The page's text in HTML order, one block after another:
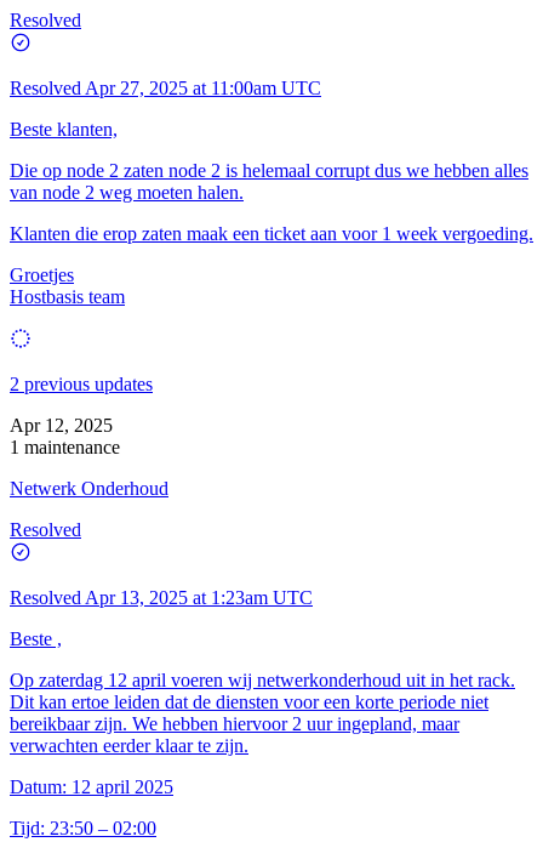
Resolved
Resolved Apr 27, 2025 at 11:00am UTC
Beste klanten,
Die op node 2 zaten node 2 is helemaal corrupt dus we hebben alles
van node 2 weg moeten halen.
Klanten die erop zaten maak een ticket aan voor 1 week vergoeding.
Groetjes
Hostbasis team
2 previous updates
Apr 12, 2025
1 maintenance
Netwerk Onderhoud
Resolved
Resolved Apr 13, 2025 at 1:23am UTC
Beste ,
Op zaterdag 12 april voeren wij netwerkonderhoud uit in het rack.
Dit kan ertoe leiden dat de diensten voor een korte periode niet
bereikbaar zijn. We hebben hiervoor 2 uur ingepland, maar
verwachten eerder klaar te zijn.
Datum: 12 april 2025
Tijd: 23:50 – 02:00